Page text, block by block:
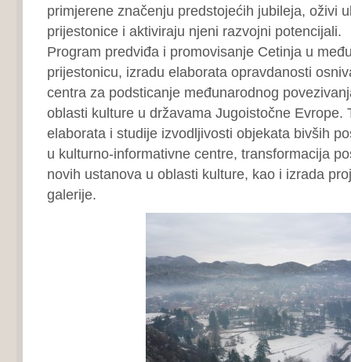
primjerene značenju predstojećih jubileja, oživi
prijestonice i aktiviraju njeni razvojni potencijali.
Program predviđa i promovisanje Cetinja u
prijestonicu, izradu elaborata opravdanosti
centra za podsticanje međunarodnog
oblasti kulture u državama Jugoistočne Evrope.
elaborata i studije izvodljivosti objekata bivših
u kulturno-informativne centre, transformacija
novih ustanova u oblasti kulture, kao i izrada
galerije.